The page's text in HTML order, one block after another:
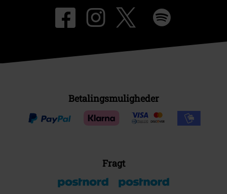
Betalingsmuligheder
Fragt